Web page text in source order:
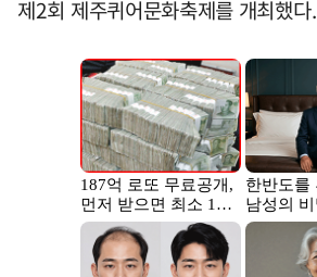
제2회 제주퀴어문화축제를 개최했다.